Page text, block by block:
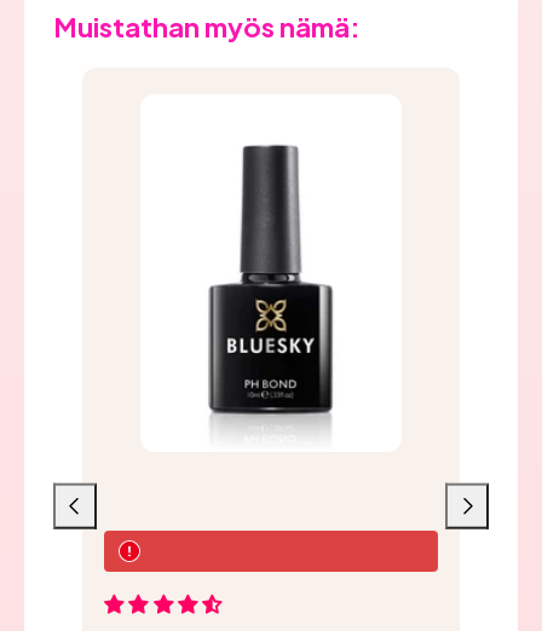
Muistathan myös nämä:
Liu'uta
vasemmalle
Liu'uta
oikealle